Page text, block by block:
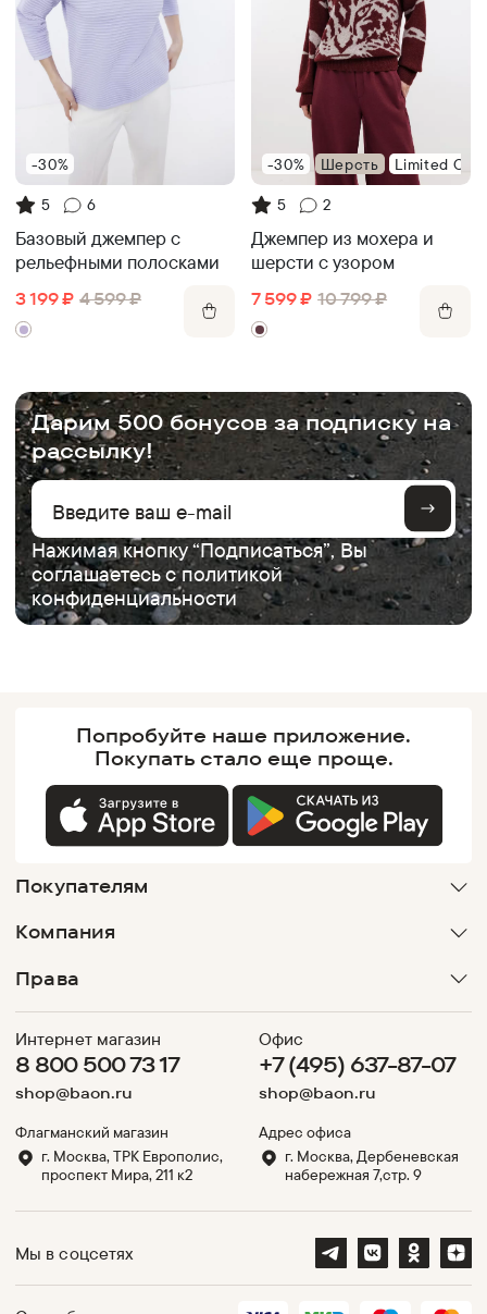
-30%
5 6
Базовый джемпер с
рельефными полосками
3 199 ₽ 4 599 ₽
-30% Шерсть Limited
5 2
Джемпер из мохера и
шерсти с узором
7 599 ₽ 10 799 ₽
Дарим 500 бонусов за подписку на
рассылку!
Нажимая кнопку “Подписаться”, Вы
соглашаетесь сполитикой
конфиденциальности
Попробуйте наше приложение.
Покупатьстало еще проще.
Покупателям
Компания
Права
Интернет магазин
8 800 500 73 17
shop@baon.ru
Флагманский магазин
г. Москва, ТРК Европолис,
проспект Мира, 211 к2
Офис
+7 (495) 637-87-07
shop@baon.ru
Адрес офиса
г. Москва, Дербеневская
набережная 7,стр. 9
Мы в соцсетях